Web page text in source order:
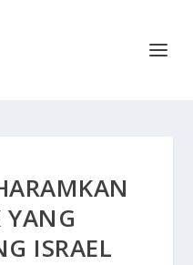
YANG
ISRAEL